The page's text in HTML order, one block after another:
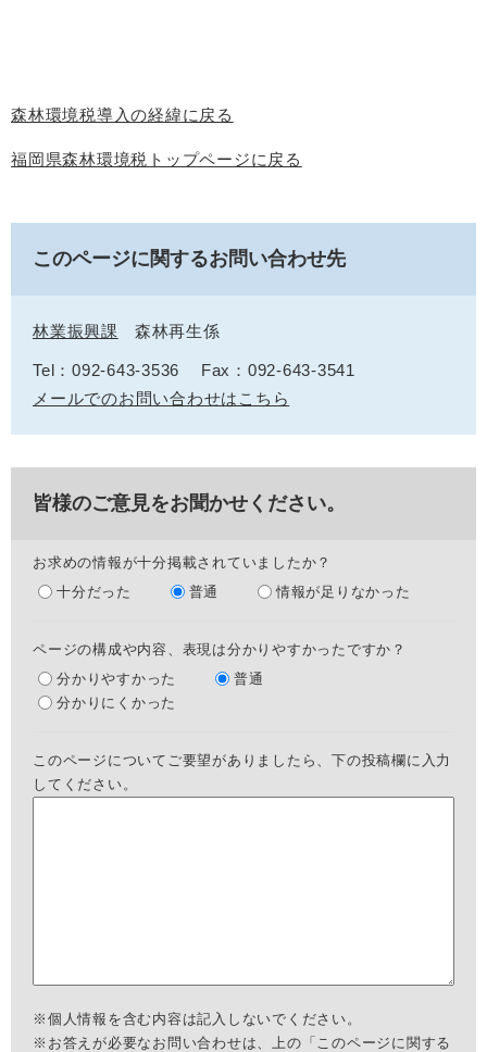
森林環境税導入の経緯に戻る
福岡県森林環境税トップページに戻る
このページに関するお問い合わせ先
林業振興課 森林再生係
Tel：092-643-3536
Fax：092-643-3541
メールでのお問い合わせはこちら
皆様のご意見をお聞かせください。
お求めの情報が十分掲載されていましたか？
十分だった
普通 情報が足りなかった
ページの構成や内容、表現は分かりやすかったですか？
分かりやすかった
普通
分かりにくかった
このページについてご要望がありましたら、下の投稿欄に入力
してください。
※個人情報を含む内容は記入しないでください。
※お答えが必要なお問い合わせは、上の「このページに関する